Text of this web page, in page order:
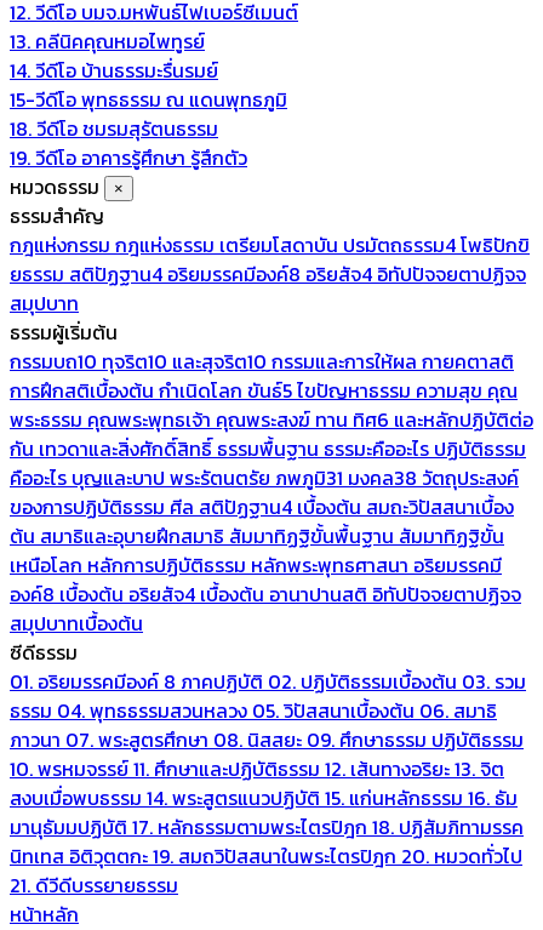
12. วีดีโอ บมจ.มหพันธ์ไฟเบอร์ซีเมนต์
13. คลีนิคคุณหมอไพทูรย์
14. วีดีโอ บ้านธรรมะรื่นรมย์
15-วีดีโอ พุทธธรรม ณ แดนพุทธภูมิ
18. วีดีโอ ชมรมสุรัตนธรรม
19. วีดีโอ อาคารรู้ศึกษา รู้สึกตัว
หมวดธรรม
×
ธรรมสำคัญ
กฎแห่งกรรม กฎแห่งธรรม เตรียมโสดาบัน ปรมัตถธรรม4โพธิปักขิ
ยธรรม สติปัฏฐาน4 อริยมรรคมีองค์8 อริยสัจ4 อิทัปปัจจยตาปฏิจจ
สมุปบาท
ธรรมผู้เริ่มต้น
กรรมบถ10 ทุจริต10 และสุจริต10 กรรมและการให้ผล กายคตาสติ
การฝึกสติเบื้องต้น กำเนิดโลก ขันธ์5ไขปัญหาธรรม ความสุข คุณ
พระธรรม คุณพระพุทธเจ้า คุณพระสงฆ์ ทาน ทิศ6 และหลักปฏิบัติต่อ
กัน เทวดาและสิ่งศักดิ์สิทธิ์ธรรมพื้นฐาน ธรรมะคืออะไร ปฏิบัติธรรม
คืออะไร บุญและบาป พระรัตนตรัย ภพภูมิ31 มงคล38 วัตถุประสงค์
ของการปฏิบัติธรรม ศีล สติปัฏฐาน4 เบื้องต้น สมถะวิปัสสนาเบื้อง
ต้น สมาธิและอุบายฝึกสมาธิ สัมมาทิฏฐิขั้นพื้นฐาน สัมมาทิฏฐิขั้น
เหนือโลก หลักการปฏิบัติธรรม หลักพระพุทธศาสนา อริยมรรคมี
องค์8 เบื้องต้น อริยสัจ4 เบื้องต้น อานาปานสติ อิทัปปัจจยตาปฏิจจ
สมุปบาทเบื้องต้น
ซีดีธรรม
01. อริยมรรคมีองค์ 8 ภาคปฏิบัติ 02. ปฏิบัติธรรมเบื้องต้น 03. รวม
ธรรม 04. พุทธธรรมสวนหลวง 05. วิปัสสนาเบื้องต้น 06. สมาธิ
ภาวนา 07. พระสูตรศึกษา 08. นิสสยะ 09. ศึกษาธรรม ปฏิบัติธรรม
10. พรหมจรรย์11. ศึกษาและปฏิบัติธรรม 12. เส้นทางอริยะ13. จิต
สงบเมื่อพบธรรม 14. พระสูตรแนวปฏิบัติ 15. แก่นหลักธรรม 16. ธัม
มานุธัมมปฏิบัติ 17. หลักธรรมตามพระไตรปิฎก 18. ปฏิสัมภิทามรรค
นิทเทส อิติวุตตกะ19. สมถวิปัสสนาในพระไตรปิฎก 20. หมวดทั่วไป
21. ดีวีดีบรรยายธรรม
หน้าหลัก